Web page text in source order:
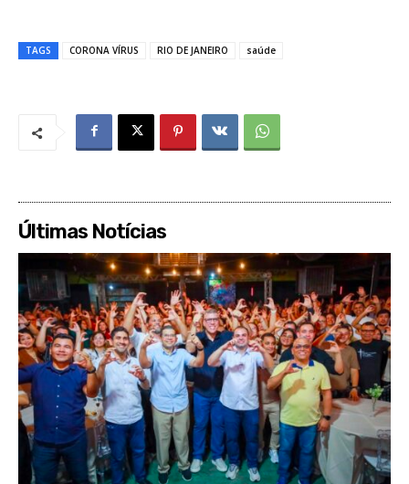
TAGS CORONA VÍRUS RIO DE JANEIRO saúde
Últimas Notícias